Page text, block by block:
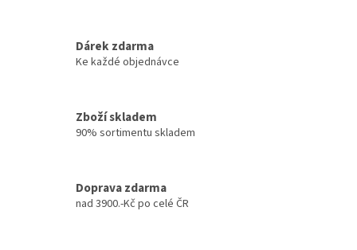
y
s
Dárek zdarma
Ke každé objednávce
Zboží skladem
90% sortimentu skladem
Doprava zdarma
nad 3900.-Kč po celé ČR